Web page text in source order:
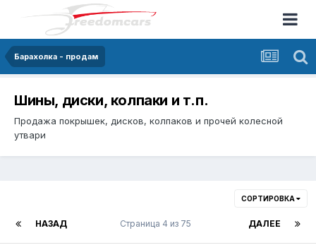
Барахолка - продам
Шины, диски, колпаки и т.п.
Продажа покрышек, дисков, колпаков и прочей колесной
утвари
СОРТИРОВКА
НАЗАД ДАЛЕЕ
Страница 4 из 75